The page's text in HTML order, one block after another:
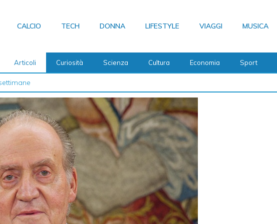
CALCIO TECH DONNA LIFESTYLE VIAGGI MUSICA
Articoli Curiosità Scienza Cultura Economia Sport